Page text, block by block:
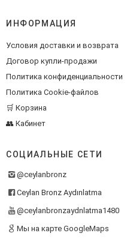
ИНФОРМАЦИЯ
Условия доставки и возврата
Договор купли-продажи
Политика конфиденциальности
Политика Cookie-файлов
🛒 Корзина
👥 Кабинет
СОЦИАЛЬНЫЕ СЕТИ
@ceylanbronz
Ceylan Bronz Aydınlatma
@ceylanbronzaydnlatma1480
Мы на карте GoogleMaps